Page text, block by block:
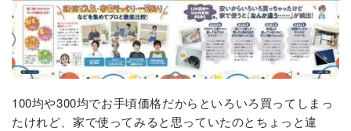
100均や300均でお手頃価格だからといろいろ買ってしまっ
たけれど、家で使ってみると思っていたのとちょっと違